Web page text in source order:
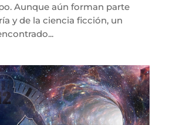
Aunque aún forman parte
y de la ciencia ficción, un